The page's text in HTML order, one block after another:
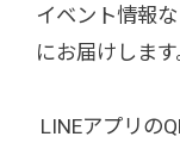
イベント情報
にお届けしま
LINEアプリの